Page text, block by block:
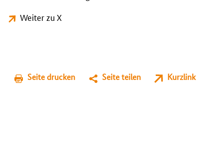
Weiter zu X
Seite drucken Seite teilen Kurzlink